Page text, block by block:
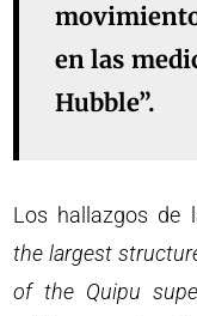
en las
Hubble”.
Los hallazgos de
the largest
of the Quipu